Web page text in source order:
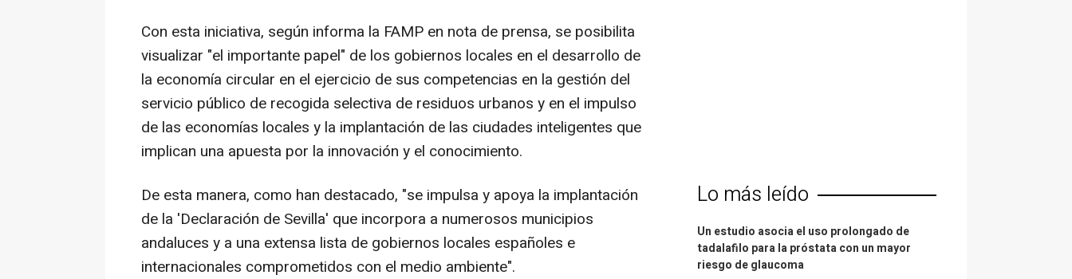
Con esta iniciativa, según informa la FAMP en nota de prensa, se posibilita
visualizar "el importante papel" de los gobiernos locales en el desarrollo de
la economía circular en el ejercicio de sus competencias en la gestión del
servicio público de recogida selectiva de residuos urbanos y en el impulso
de las economías locales y la implantación de las ciudades inteligentes que
implican una apuesta por la innovación y el conocimiento.
De esta manera, como han destacado, "se impulsa y apoya la implantación
de la 'Declaración de Sevilla' que incorpora a numerosos municipios
andaluces y a una extensa lista de gobiernos locales españoles e
internacionales comprometidos con el medio ambiente".
Lo más leído
Un estudio asocia el uso prolongado de
tadalafilo para la próstata con un mayor
riesgo de glaucoma